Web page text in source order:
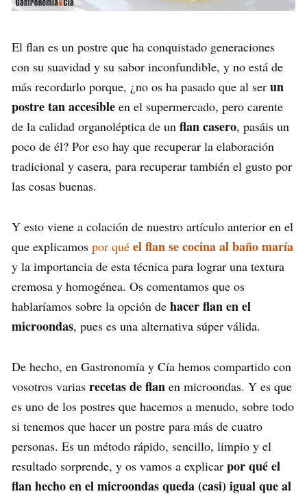
El flan es un postre que ha conquistado generaciones
con su suavidad y su sabor inconfundible, y no está de
más recordarlo porque, ¿no os ha pasado que al ser un
postre tan accesible en el supermercado, pero carente
de la calidad organoléptica de un flan casero, pasáis un
poco de él? Por eso hay que recuperar la elaboración
tradicional y casera, para recuperar también el gusto por
las cosas buenas.
Y esto viene a colación de nuestro artículo anterior en el
que explicamos por qué el flan se cocina al baño maría
y la importancia de esta técnica para lograr una textura
cremosa y homogénea. Os comentamos que os
hablaríamos sobre la opción de hacer flan en el
microondas, pues es una alternativa súper válida.
De hecho, en Gastronomía y Cía hemos compartido con
vosotros varias recetas de flan en microondas. Y es que
es uno de los postres que hacemos a menudo, sobre todo
si tenemos que hacer un postre para más de cuatro
personas. Es un método rápido, sencillo, limpio y el
resultado sorprende, y os vamos a explicar por qué el
flan hecho en el microondas queda (casi) igual que al